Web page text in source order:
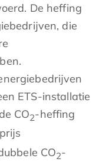
De heffing
die
ETS-installatie
CO2-heffing
CO2-